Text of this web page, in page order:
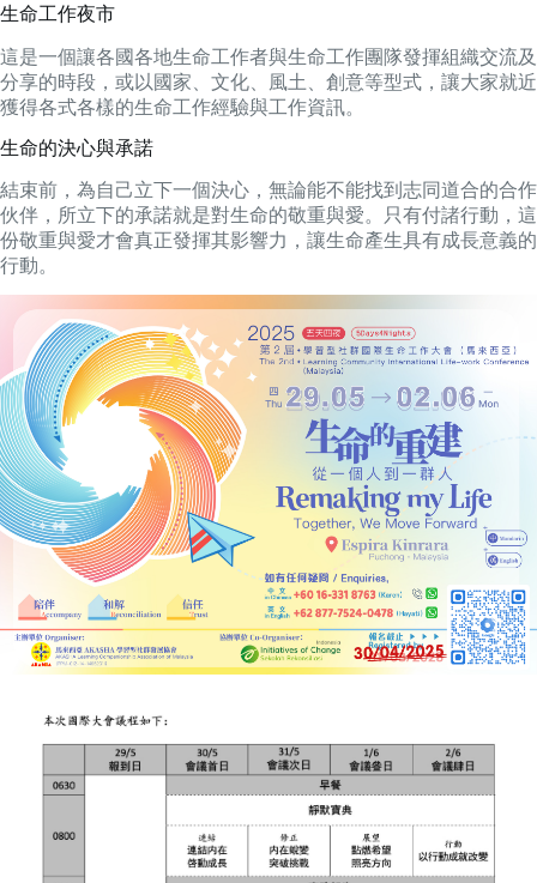
生命工作夜市
這是一個讓各國各地生命工作者與生命工作團隊發揮組織交流及
分享的時段，或以國家、文化、風土、創意等型式，讓大家就近
獲得各式各樣的生命工作經驗與工作資訊。
生命的決心與承諾
結束前，為自己立下一個決心，無論能不能找到志同道合的合作
伙伴，所立下的承諾就是對生命的敬重與愛。只有付諸行動，這
份敬重與愛才會真正發揮其影響力，讓生命產生具有成長意義的
行動。